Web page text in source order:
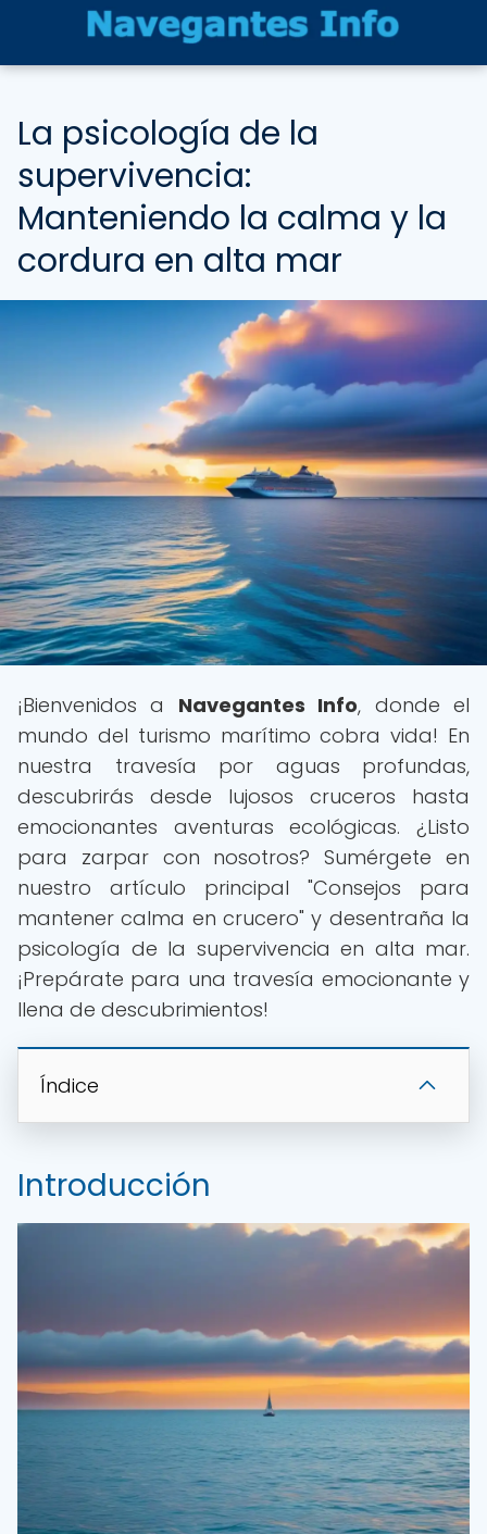
La psicología de la
supervivencia:
Manteniendo la calma y la
cordura en alta mar
¡Bienvenidos a Navegantes Info, donde el
mundo del turismo marítimo cobra vida! En
nuestra travesía por aguas profundas,
descubrirás desde lujosos cruceros hasta
emocionantes aventuras ecológicas. ¿Listo
para zarpar con nosotros? Sumérgete en
nuestro artículo principal "Consejos para
mantener calma en crucero" y desentraña la
psicología de la supervivencia en alta mar.
¡Prepárate para una travesía emocionante y
llena de descubrimientos!
Índice
Introducción